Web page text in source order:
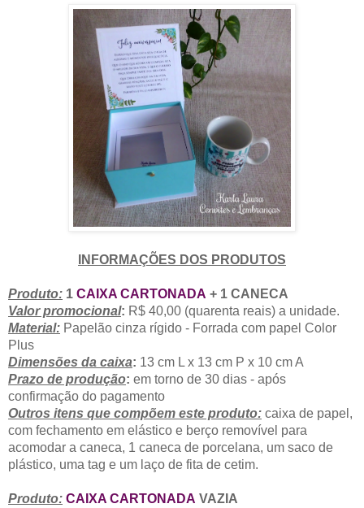
INFORMAÇÕES DOS PRODUTOS
Produto: 1 CAIXA CARTONADA + 1 CANECA
Valor promocional: R$ 40,00 (quarenta reais) a unidade.
Material: Papelão cinza rígido - Forrada com papel Color
Plus
Dimensões da caixa: 13 cm L x 13 cm P x 10 cm A
Prazo de produção: em torno de 30 dias - após
confirmação do pagamento
Outros itens que compõem este produto: caixa de papel,
com fechamento em elástico e berço removível para
acomodar a caneca, 1 caneca de porcelana, um saco de
plástico, uma tag e um laço de fita de cetim.
Produto: CAIXA CARTONADA VAZIA